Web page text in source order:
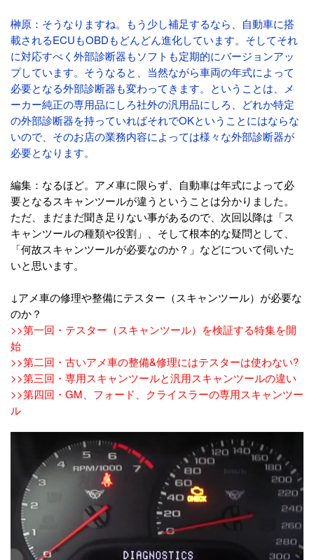
榊原：そうなりますね。もう少し補足するなら、自動車に搭
載されるECUもOBDもどんどん進化しています。そしてそれ
に対応すべく外部診断器もソフトも定期的にバージョンアッ
プしています。そうなると、当然ながら車両の年式によって
必要となる外部診断器も変わってきます。ということは、メ
ーカー純正の専用品にしろ社外の汎用品にしろ、どれか特定
の外部診断器を持っていればそれでOKということにはならな
いので、そのお店の業務内容によっては様々な外部診断器が
必要となります。
編集：なるほど。アメ車に限らず、自動車は年式によって必
要となるスキャンツールが違うということは分かりました。
ただ、まだまだ聞き足りない事があるので、次回以降は「ス
キャンツールの種類や役割」、そして根本的な疑問として、
「何故スキャンツールが必要なのか？」などについて伺いた
いと思います。
↓アメ車の修理や整備にテスター（スキャンツール）が必要な
のか？
>>第一回・テスター（スキャンツール）を検証する特集を開
始
>>第二回・古いアメ車の整備&修理にはテスターは使わない?
>>第三回・専用スキャンツールと汎用スキャンツールの違い
>>第四回・GM、フォード、クライスラーの専用スキャンツー
ル